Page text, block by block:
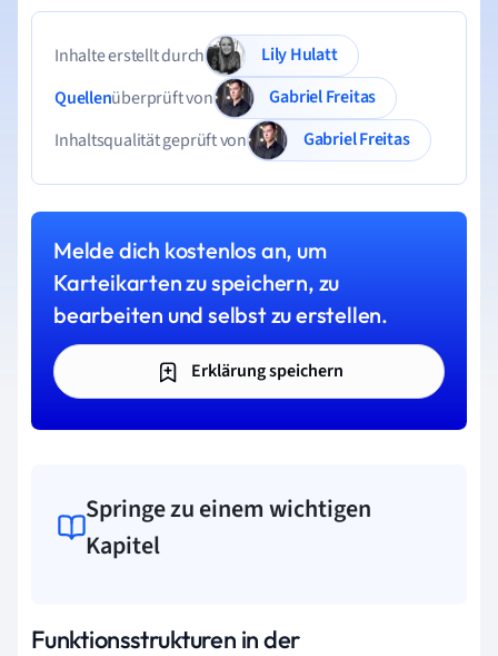
Inhalte erstellt durch
Lily Hulatt
Quellenüberprüft von
Gabriel Freitas
Inhaltsqualität geprüft von
Gabriel Freitas
Melde dich kostenlos an, um
Karteikarten zu speichern, zu
bearbeiten und selbst zu erstellen.
Erklärung speichern
Springe zu einem wichtigen
Kapitel
Funktionsstrukturen in der